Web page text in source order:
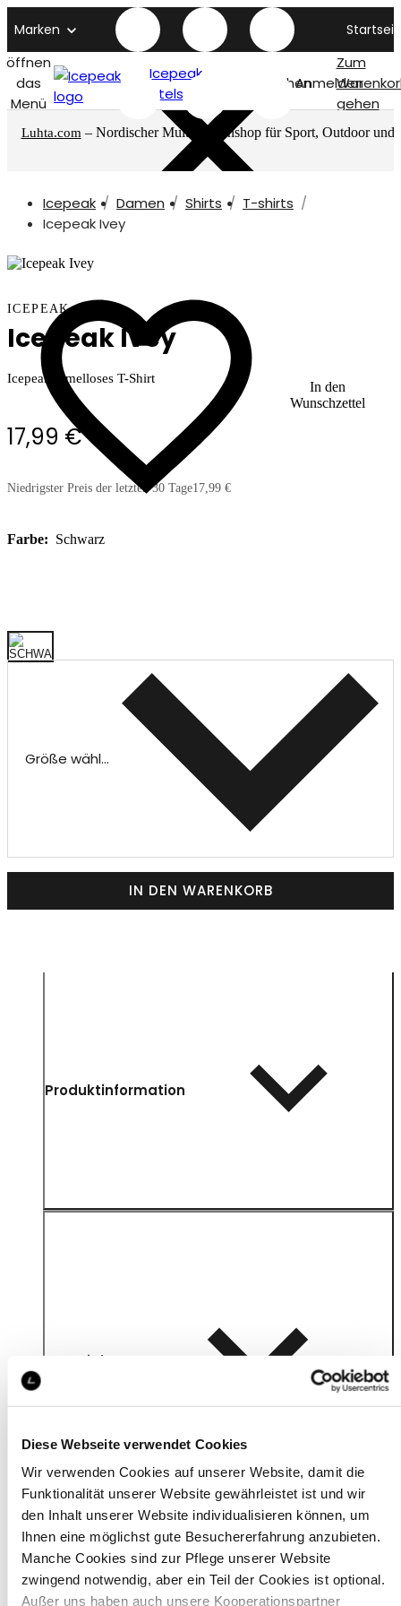
Diese Webseite verwendet Cookies
Wir verwenden Cookies auf unserer Website, damit die
Funktionalität unserer Website gewährleistet ist und wir
den Inhalt unserer Website individualisieren können, um
Ihnen eine möglichst gute Besuchererfahrung anzubieten.
Manche Cookies sind zur Pflege unserer Website
zwingend notwendig, aber ein Teil der Cookies ist optional.
Außer uns haben auch unsere Kooperationspartner
Marken
öffnen
das
Menü
Icepeak
titelseite
SuchenAnmelden
Zum
gehen
Luhta.com – Nordischer Multimarkenshop für Sport, Outdoor und
Icepeak Damen Shirts
T-shirts
Icepeak Ivey
In den
Wunschzettel
ICEPEAK
Icepeak Ivey
Icepeak ärmelloses T-Shirt
17,99 €
Niedrigster Preis der letzten 30 Tage17,99 €
Farbe: Schwarz
Größe wählen
IN DEN WARENKORB
Produktinformation
Material